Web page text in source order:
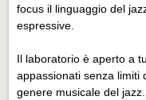
focus il linguaggio del
espressive.
Il laboratorio è aperto a
appassionati senza limiti
genere musicale del jazz.